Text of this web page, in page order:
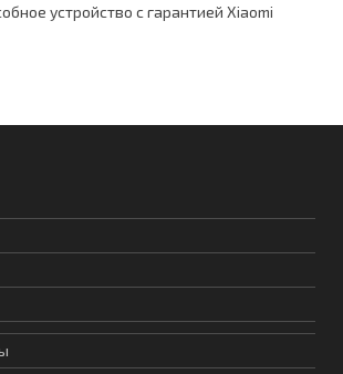
устройство c гарантией Xiaomi